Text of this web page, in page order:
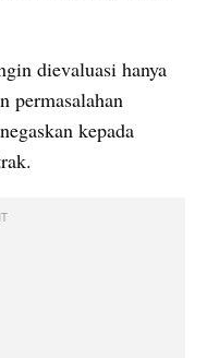
dievaluasi hanya
permasalahan
kepada